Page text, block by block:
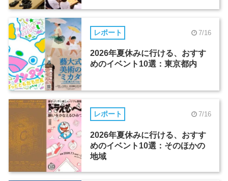
レポート 7/16
2026年夏休みに行ける、おすす
めのイベント10選：東京都内
レポート 7/16
2026年夏休みに行ける、おすす
めのイベント10選：そのほかの
地域